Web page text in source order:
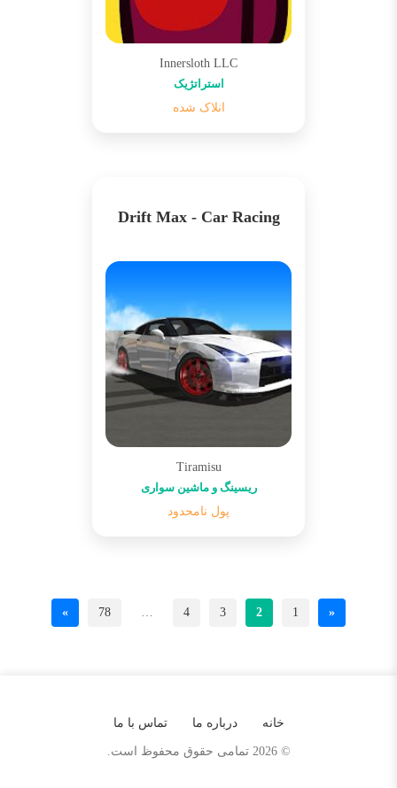
Innersloth LLC
استراتژیک
انلاک شده
Drift Max - Car Racing
Tiramisu
ریسینگ و ماشین سواری
پول نامحدود
«
1
2
3
4
…
78
»
خانه درباره ما تماس با ما
© 2026 تمامی حقوق محفوظ است.